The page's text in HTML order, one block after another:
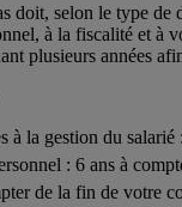
doit, selon le type
à la fiscalité et à
plusieurs années
à la gestion du
: 6 ans à
de la fin de votre